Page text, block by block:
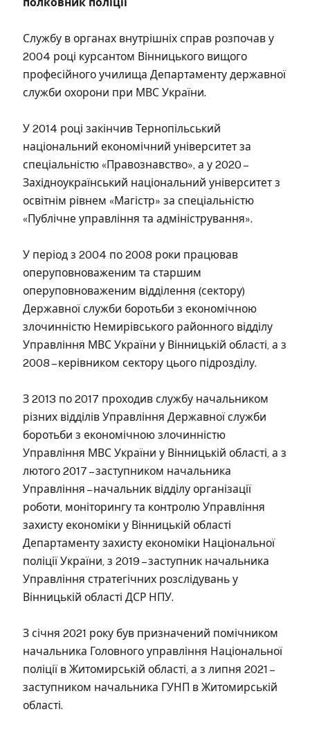
Службу в органах внутрішніх справ розпочав у
2004 році курсантом Вінницького вищого
професійного училища Департаменту державної
служби охорони при МВС України.
У 2014 році закінчив Тернопільський
національний економічний університет за
спеціальністю «Правознавство», а у 2020 –
Західноукраїнський національний університет з
освітнім рівнем «Магістр» за спеціальністю
«Публічне управління та адміністрування».
У період з 2004 по 2008 роки працював
оперуповноваженим та старшим
оперуповноваженим відділення (сектору)
Державної служби боротьби з економічною
злочинністю Немирівського районного відділу
Управління МВС України у Вінницькій області, а з
2008 – керівником сектору цього підрозділу.
З 2013 по 2017 проходив службу начальником
різних відділів Управління Державної служби
боротьби з економічною злочинністю
Управління МВС України у Вінницькій області, а з
лютого 2017 – заступником начальника
Управління – начальник відділу організації
роботи, моніторингу та контролю Управління
захисту економіки у Вінницькій області
Департаменту захисту економіки Національної
поліції України, з 2019 – заступник начальника
Управління стратегічних розслідувань у
Вінницькій області ДСР НПУ.
З січня 2021 року був призначений помічником
начальника Головного управління Національної
поліції в Житомирській області, а з липня 2021 –
заступником начальника ГУНП в Житомирській
області.